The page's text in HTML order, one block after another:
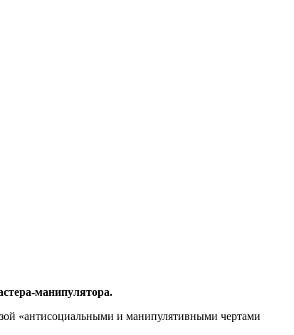
манипулятора.
«антисоциальными и манипулятивными чертами